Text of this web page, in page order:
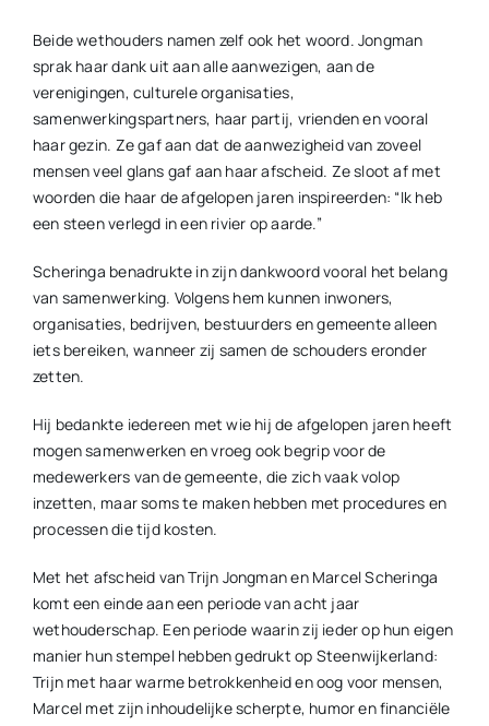
Beide wethouders namen zelf ook het woord. Jongman
sprak haar dank uit aan alle aanwezigen, aan de
verenigingen, culturele organisaties,
samenwerkingspartners, haar partij, vrienden en vooral
haar gezin. Ze gaf aan dat de aanwezigheid van zoveel
mensen veel glans gaf aan haar afscheid. Ze sloot af met
woorden die haar de afgelopen jaren inspireerden: “Ik heb
een steen verlegd in een rivier op aarde.”
Scheringa benadrukte in zijn dankwoord vooral het belang
van samenwerking. Volgens hem kunnen inwoners,
organisaties, bedrijven, bestuurders en gemeente alleen
iets bereiken, wanneer zij samen de schouders eronder
zetten.
Hij bedankte iedereen met wie hij de afgelopen jaren heeft
mogen samenwerken en vroeg ook begrip voor de
medewerkers van de gemeente, die zich vaak volop
inzetten, maar soms te maken hebben met procedures en
processen die tijd kosten.
Met het afscheid van Trijn Jongman en Marcel Scheringa
komt een einde aan een periode van acht jaar
wethouderschap. Een periode waarin zij ieder op hun eigen
manier hun stempel hebben gedrukt op Steenwijkerland:
Trijn met haar warme betrokkenheid en oog voor mensen,
Marcel met zijn inhoudelijke scherpte, humor en financiële